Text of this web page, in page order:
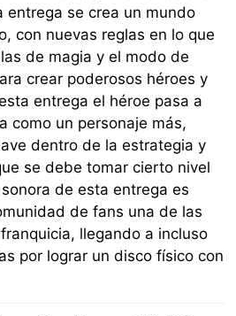
entrega se crea un mundo
con nuevas reglas en lo que
de magia y el modo de
crear poderosos héroes y
entrega el héroe pasa a
como un personaje más,
dentro de la estrategia y
se debe tomar cierto nivel
de esta entrega es
de fans una de las
llegando a incluso
por lograr un disco físico con